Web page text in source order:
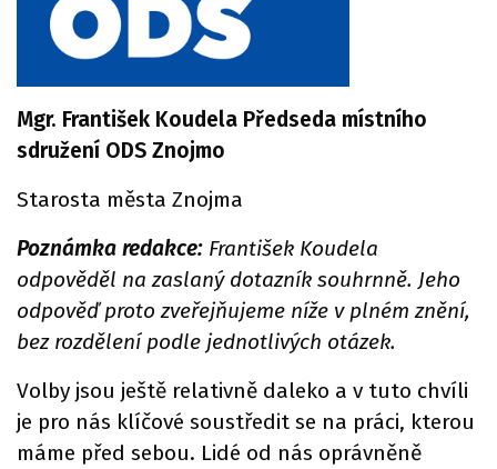
Mgr. František Koudela Předseda místního
sdružení ODS Znojmo
Starosta města Znojma
Poznámka redakce: František Koudela
odpověděl na zaslaný dotazník souhrnně. Jeho
odpověď proto zveřejňujeme níže v plném znění,
bez rozdělení podle jednotlivých otázek.
Volby jsou ještě relativně daleko a v tuto chvíli
je pro nás klíčové soustředit se na práci, kterou
máme před sebou. Lidé od nás oprávněně